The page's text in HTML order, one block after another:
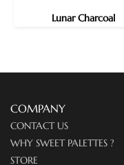
Lunar Charcoal
COMPANY
CONTACT US
WHY SWEET PALETTES ?
STORE